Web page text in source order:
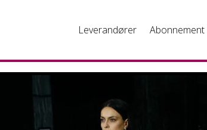
Leverandører Abonnement